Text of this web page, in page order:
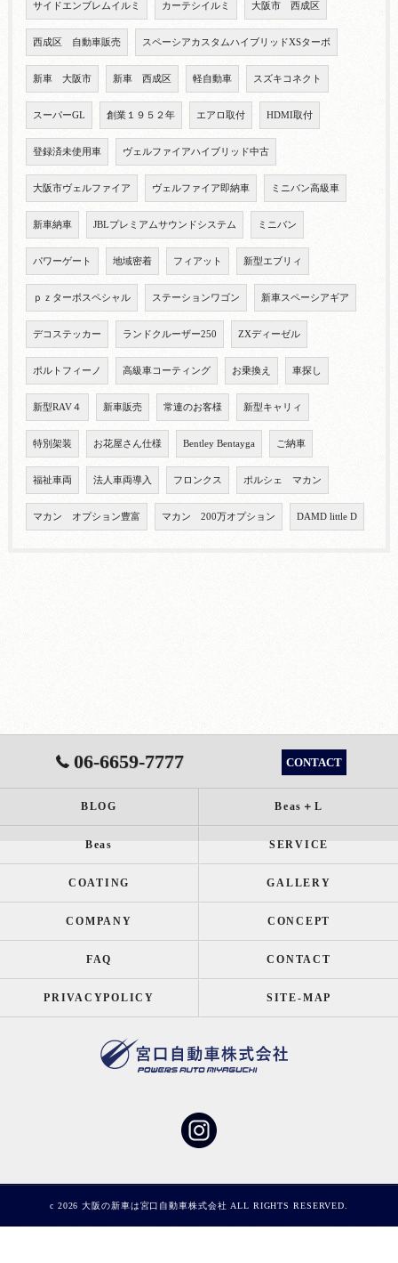
サイドエンブレムイルミ カーテシイルミ 大阪市 西成区
西成区 自動車販売 スペーシアカスタムハイブリッドXSターボ
新車 大阪市 新車 西成区 軽自動車 スズキコネクト
スーパーGL 創業１９５２年 エアロ取付 HDMI取付
登録済未使用車 ヴェルファイアハイブリッド中古
大阪市ヴェルファイア ヴェルファイア即納車 ミニバン高級車
新車納車 JBLプレミアムサウンドシステム ミニバン
パワーゲート 地域密着 フィアット 新型エブリィ
ｐｚターボスペシャル ステーションワゴン 新車スペーシアギア
デコステッカー ランドクルーザー250 ZXディーゼル
ポルトフィーノ 高級車コーティング お乗換え 車探し
新型RAV４ 新車販売 常連のお客様 新型キャリィ
特別架装 お花屋さん仕様 Bentley Bentayga ご納車
福祉車両 法人車両導入 フロンクス ポルシェ マカン
マカン オプション豊富 マカン 200万オプション DAMD little D
06-6659-7777 CONTACT
BLOG Beas＋L
Beas SERVICE
COATING GALLERY
COMPANY CONCEPT
FAQ CONTACT
PRIVACYPOLICY SITE-MAP
c 2026 大阪の新車は宮口自動車株式会社 ALL RIGHTS RESERVED.